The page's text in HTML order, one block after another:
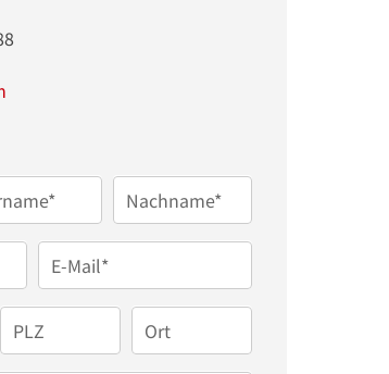
Nachname*
E-Mail*
PLZ Ort